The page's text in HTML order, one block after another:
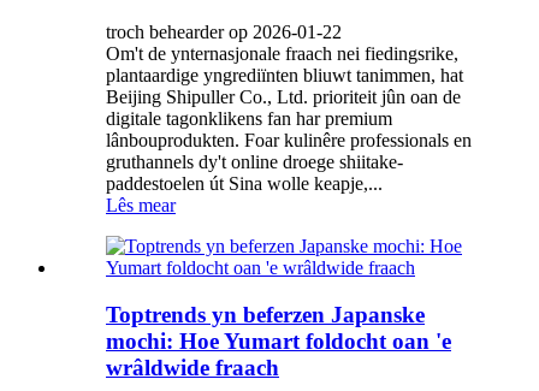
troch behearder op 2026-01-22
Om't de ynternasjonale fraach nei fiedingsrike,
plantaardige yngrediïnten bliuwt tanimmen, hat
Beijing Shipuller Co., Ltd. prioriteit jûn oan de
digitale tagonklikens fan har premium
lânbouprodukten. Foar kulinêre professionals en
gruthannels dy't online droege shiitake-
paddestoelen út Sina wolle keapje,...
Lês mear
Toptrends yn beferzen Japanske
mochi: Hoe Yumart foldocht oan 'e
wrâldwide fraach